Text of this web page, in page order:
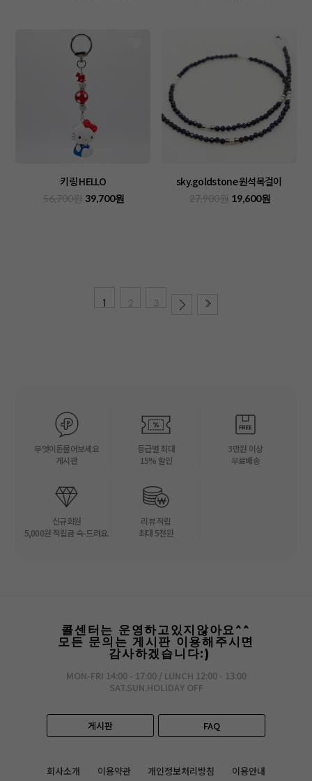
키링 HELLO
56,700원 39,700원
sky.goldstone 원석목걸이
27,900원 19,600원
1 2 3
무엇이든물어보세요
게시판
등급별 최대
15% 할인
3만원 이상
무료배송
신규회원
5,000원 적립금 슥-드려요.
리뷰 적립
최대 5천원
콜센터는 운영하고있지않아요^^
모든 문의는 게시판 이용해주시면
감사하겠습니다:)
MON-FRI 14:00 - 17:00 / LUNCH 12:00 - 13:00
SAT.SUN.HOLIDAY OFF
게시판 FAQ
회사소개 이용약관 개인정보처리방침 이용안내